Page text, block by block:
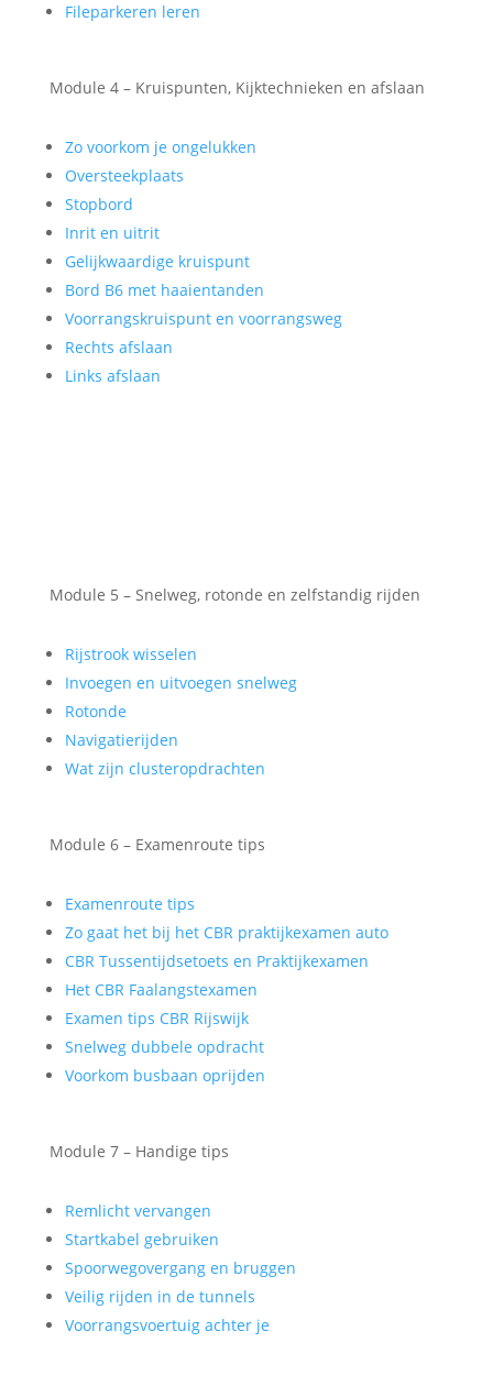
Fileparkeren leren
Module 4 – Kruispunten, Kijktechnieken en afslaan
Zo voorkom je ongelukken
Oversteekplaats
Stopbord
Inrit en uitrit
Gelijkwaardige kruispunt
Bord B6 met haaientanden
Voorrangskruispunt en voorrangsweg
Rechts afslaan
Links afslaan
Module 5 – Snelweg, rotonde en zelfstandig rijden
Rijstrook wisselen
Invoegen en uitvoegen snelweg
Rotonde
Navigatierijden
Wat zijn clusteropdrachten
Module 6 – Examenroute tips
Examenroute tips
Zo gaat het bij het CBR praktijkexamen auto
CBR Tussentijdsetoets en Praktijkexamen
Het CBR Faalangstexamen
Examen tips CBR Rijswijk
Snelweg dubbele opdracht
Voorkom busbaan oprijden
Module 7 – Handige tips
Remlicht vervangen
Startkabel gebruiken
Spoorwegovergang en bruggen
Veilig rijden in de tunnels
Voorrangsvoertuig achter je